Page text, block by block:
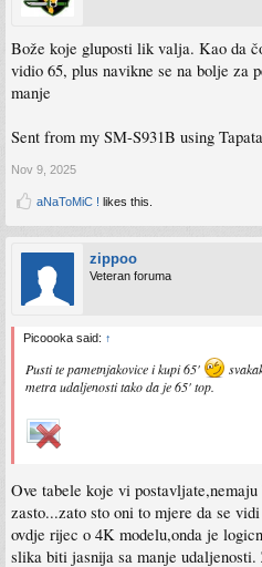
Bože koje gluposti lik valja. Kao da
vidio 65, plus navikne se na bolje za
manje
Sent from my SM-S931B using
Nov 9, 2025
aNaToMiC ! likes this.
zippoo
Veteran foruma
Picoooka said: ↑
Pusti te pametnjakovice i kupi 65'
metra udaljenosti tako da je 65' top.
Ove tabele koje vi
zasto...zato sto oni to mjere da se
ovdje rijec o 4K modelu,onda je
slika biti jasnija sa manje